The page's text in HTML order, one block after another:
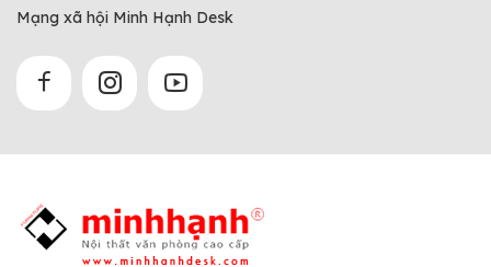
Mạng xã hội Minh Hạnh Desk